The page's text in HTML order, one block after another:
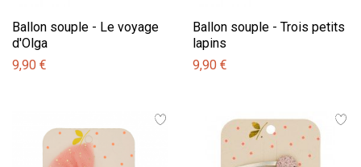
Ballon souple - Le voyage
d'Olga
9,90 €
Ballon souple - Trois petits
lapins
9,90 €